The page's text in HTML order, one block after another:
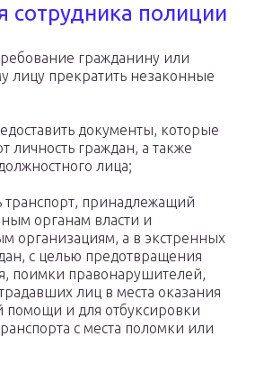
сотрудника полиции
гражданину или
лицу прекратить незаконные
документы, которые
личность граждан, а также
лица;
транспорт, принадлежащий
органам власти и
организациям, а в экстренных
с целью предотвращения
поимки правонарушителей,
лиц в места оказания
помощи и для отбуксировки
с места поломки или